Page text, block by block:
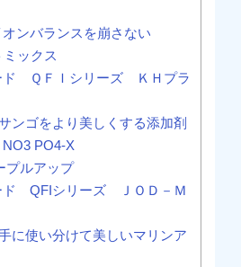
ンバランスを崩さない
ックス
ド ＱＦＩシリーズ ＫＨプラ
ンゴをより美しくする添加剤
PO4-X
プルアップ
ド QFIシリーズ ＪＯＤ－Ｍ
に使い分けて美しいマリンア